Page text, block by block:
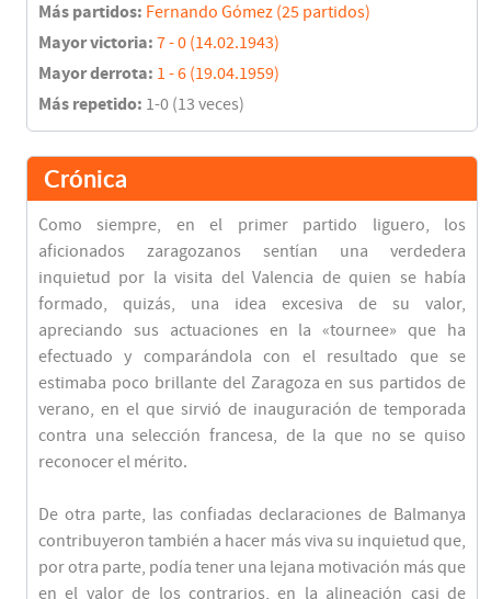
Más partidos: Fernando Gómez (25 partidos)
Mayor victoria: 7 - 0 (14.02.1943)
Mayor derrota: 1 - 6 (19.04.1959)
Más repetido: 1-0 (13 veces)
Crónica
Como siempre, en el primer partido liguero, los
aficionados zaragozanos sentían una verdedera
inquietud por la visita del Valencia de quien se había
formado, quizás, una idea excesiva de su valor,
apreciando sus actuaciones en la «tournee» que ha
efectuado y comparándola con el resultado que se
estimaba poco brillante del Zaragoza en sus partidos de
verano, en el que sirvió de inauguración de temporada
contra una selección francesa, de la que no se quiso
reconocer el mérito.
De otra parte, las confiadas declaraciones de Balmanya
contribuyeron también a hacer más viva su inquietud que,
por otra parte, podía tener una lejana motivación más que
en el valor de los contrarios, en la alineación casi de